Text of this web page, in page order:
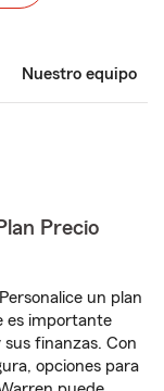
Nuestro equipo
Precio
un plan
es importante
finanzas. Con
opciones para